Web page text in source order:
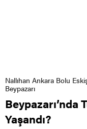
Nallıhan Ankara Bolu
Beypazarı
Beypazarı’nda
Yaşandı?